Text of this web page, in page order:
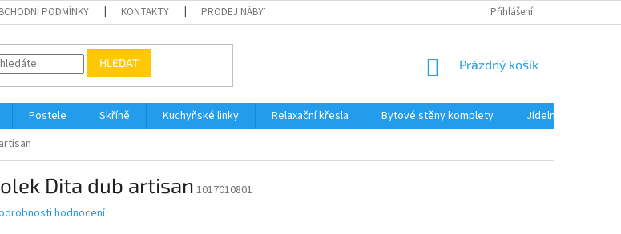
PODMÍNKY KONTAKTY PRODEJ NÁBYTKU NA SPLÁTKY PODMÍNKY OCHRANY
Přihlášení
HLEDAT
NÁKUPNÍ
Prázdný košík
Postele Skříně Kuchyňské linky Relaxační křesla Bytové stěny komplety Jídelní sety
Dita dub artisan1017010801
hodnocení